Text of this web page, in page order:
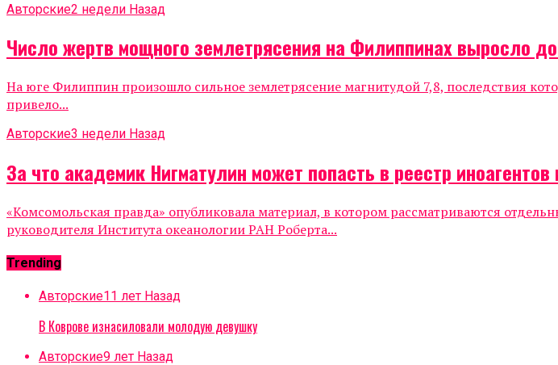
Авторские2 недели Назад
Число жертв мощного землетрясения на Филиппинах выросло
На юге Филиппин произошло сильное землетрясение магнитудой 7,8, последствия
привело...
Авторские3 недели Назад
За что академик Нигматулин может попасть в реестр
«Комсомольская правда» опубликовала материал, в котором рассматриваются
руководителя Института океанологии РАН Роберта...
Trending
Авторские11 лет Назад
В Коврове изнасиловали молодую девушку
Авторские9 лет Назад